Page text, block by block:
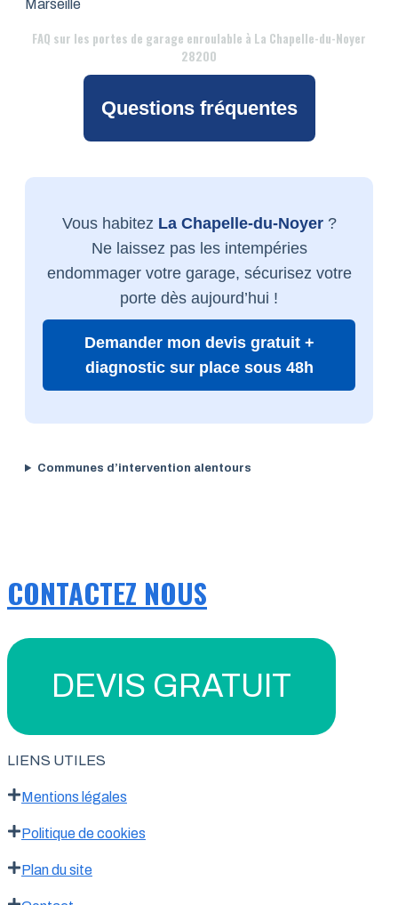
Marseille
FAQ sur les portes de garage enroulable à La Chapelle-du-Noyer
28200
Questions fréquentes
Vous habitez La Chapelle-du-Noyer?
Ne laissez pas les intempéries
endommager votre garage, sécurisez votre
porte dès aujourd’hui !
Demander mon devis gratuit +
diagnostic sur place sous 48h
Communes d’intervention alentours
CONTACTEZ NOUS
DEVIS GRATUIT
LIENS UTILES
Mentions légales
Politique de cookies
Plan du site